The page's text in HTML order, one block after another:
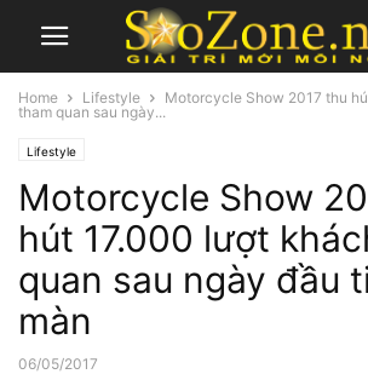
Home Lifestyle
Motorcycle Show 2017 thu
tham quan sau ngày...
Lifestyle
Motorcycle Show
hút 17.000 lượt
quan sau ngày đầu
màn
06/05/2017